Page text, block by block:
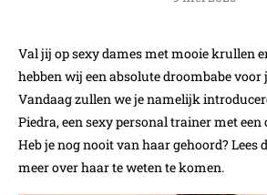
Val jij op sexy dames met mooie krullen
hebben wij een absolute droombabe voor
Vandaag zullen we je namelijk
Piedra, een sexy personal trainer met
Heb je nog nooit van haar gehoord? Lees
meer over haar te weten te komen.